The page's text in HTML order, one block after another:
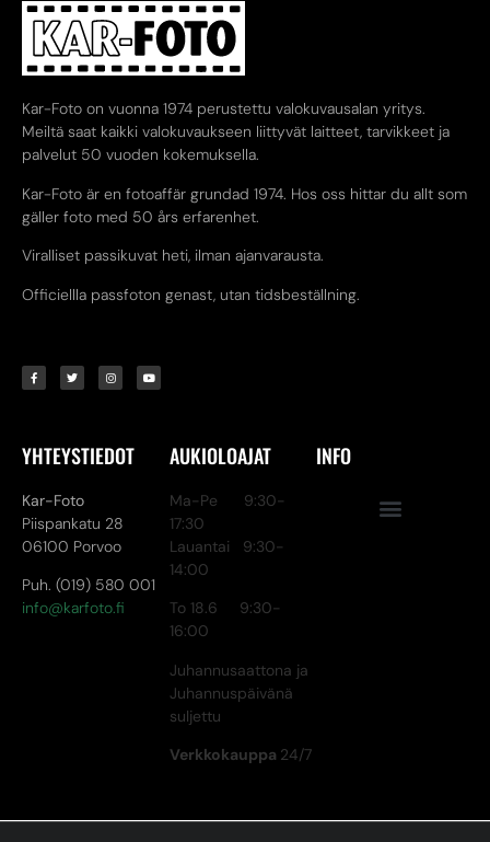
Kar-Foto on vuonna 1974 perustettu valokuvausalan yritys.
Meiltä saat kaikki valokuvaukseen liittyvät laitteet, tarvikkeet ja
palvelut 50 vuoden kokemuksella.
Kar-Foto är en fotoaffär grundad 1974. Hos oss hittar du allt som
gäller foto med 50 års erfarenhet.
Viralliset passikuvat heti, ilman ajanvarausta.
Officiellla passfoton genast, utan tidsbeställning.
YHTEYSTIEDOT
Kar-Foto
Piispankatu 28
06100 Porvoo
Puh. (019) 580 001
info@karfoto.fi
AUKIOLOAJAT
Ma-Pe 9:30-
17:30
Lauantai 9:30-
14:00
To 18.6 9:30-
16:00
Juhannusaattona ja
Juhannuspäivänä
suljettu
Verkkokauppa 24/7
INFO